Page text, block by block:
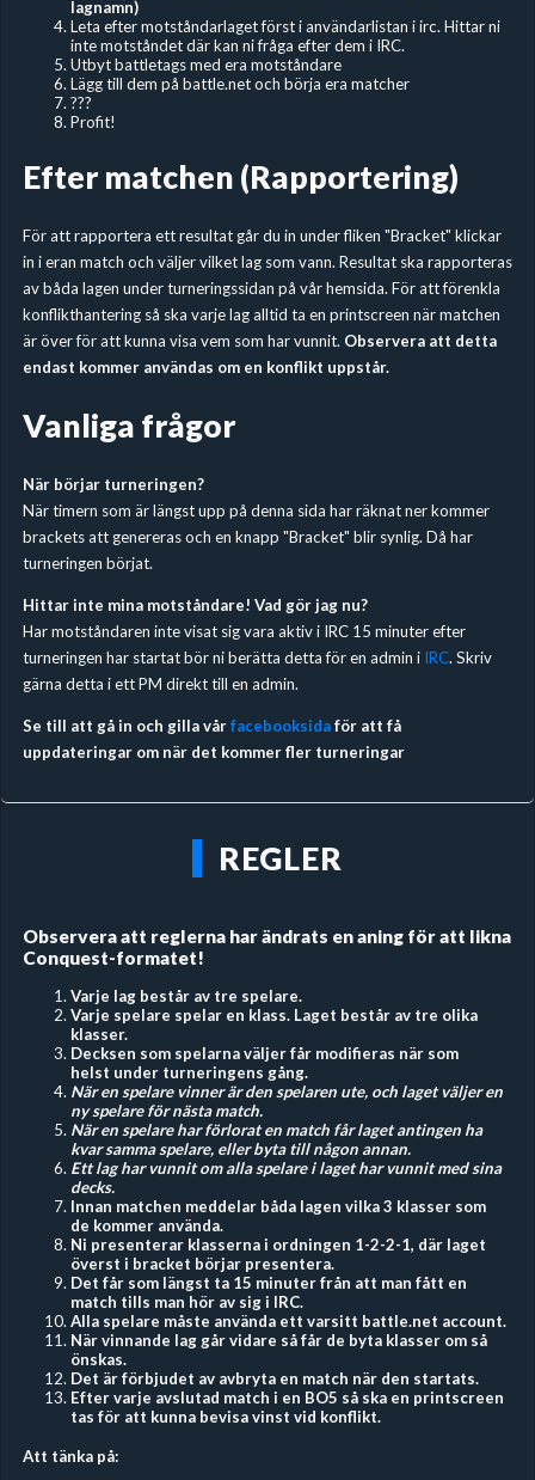
lagnamn)
Leta efter motståndarlaget först i användarlistan i irc. Hittar ni
inte motståndet där kan ni fråga efter dem i IRC.
Utbyt battletags med era motståndare
Lägg till dem på battle.net och börja era matcher
???
Profit!
Efter matchen (Rapportering)
För att rapportera ett resultat går du in under fliken "Bracket" klickar
in i eran match och väljer vilket lag som vann. Resultat ska rapporteras
av båda lagen under turneringssidan på vår hemsida. För att förenkla
konflikthantering så ska varje lag alltid ta en printscreen när matchen
är över för att kunna visa vem som har vunnit. Observera att detta
endast kommer användas om en konflikt uppstår.
Vanliga frågor
När börjar turneringen?
När timern som är längst upp på denna sida har räknat ner kommer
brackets att genereras och en knapp "Bracket" blir synlig. Då har
turneringen börjat.
Hittar inte mina motståndare! Vad gör jag nu?
Har motståndaren inte visat sig vara aktiv i IRC 15 minuter efter
turneringen har startat bör ni berätta detta för en admin i IRC. Skriv
gärna detta i ett PM direkt till en admin.
Se till att gå in och gilla vårfacebooksidaför att få
uppdateringar om när det kommer fler turneringar
REGLER
Observera att reglerna har ändrats en aning för att likna
Conquest-formatet!
Varje lag består av tre spelare.
Varje spelare spelar en klass. Laget består av tre olika
klasser.
Decksen som spelarna väljer får modifieras när som
helst under turneringens gång.
När en spelare vinner är den spelaren ute, och laget väljer en
ny spelare för nästa match.
När en spelare har förlorat en match får laget antingen ha
kvar samma spelare, eller byta till någon annan.
Ett lag har vunnit om alla spelare i laget har vunnit med sina
decks.
Innan matchen meddelar båda lagen vilka 3 klasser som
de kommer använda.
Ni presenterar klasserna i ordningen 1-2-2-1, där laget
överst i bracket börjar presentera.
Det får som längst ta 15 minuter från att man fått en
match tills man hör av sig i IRC.
Alla spelare måste använda ett varsitt battle.net account.
När vinnande lag går vidare så får de byta klasser om så
önskas​​.
Det är förbjudet av avbryta en match när den startats.
Efter varje avslutad match i en BO5 så ska en printscreen
tas för att kunna bevisa vinst vid konflikt.
Att tänka på: